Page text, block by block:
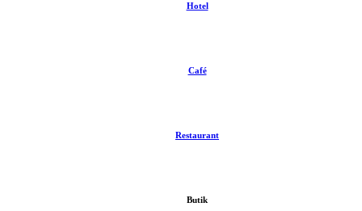
Hotel
Café
Restaurant
Butik